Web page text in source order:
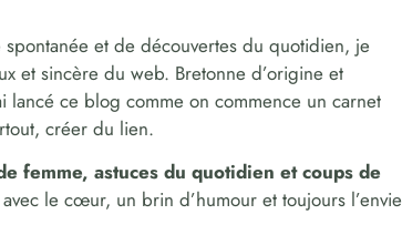
et de découvertes du quotidien, je
et sincère du web. Bretonne d’origine et
lancé ce blog comme on commence un carnet
créer du lien.
femme, astuces du quotidien et coups de
le cœur, un brin d’humour et toujours l’envie